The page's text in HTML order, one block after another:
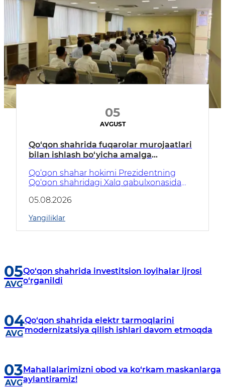
qaratildi.
05
AVGUST
Qo‘qon shahrida fuqarolar murojaatlari
bilan ishlash bo‘yicha amalga
Qo‘qon shahar hokimi Prezidentning
Qo‘qon shahridagi Xalq qabulxonasida
tashkilotlari rahbarlari ishtirokida fuqarolar
muhokama qildi.
05.08.2026
Yangiliklar
05
AVG
Qo‘qon shahrida investitsion loyihalar ijrosi
o‘rganildi
04
AVG
Qo‘qon shahrida elektr tarmoqlarini
modernizatsiya qilish ishlari davom etmoqda
03
AVG
Mahallalarimizni obod va ko‘rkam maskanlarga
aylantiramiz!